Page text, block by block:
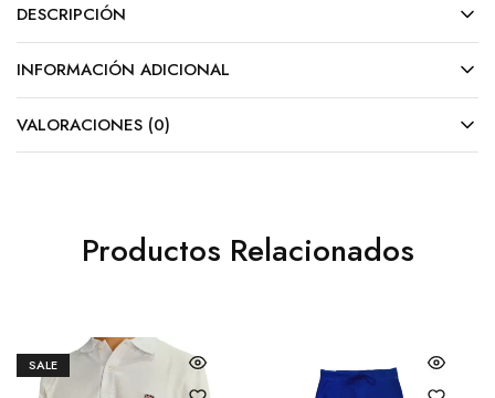
DESCRIPCIÓN
INFORMACIÓN ADICIONAL
VALORACIONES (0)
Productos Relacionados
SALE